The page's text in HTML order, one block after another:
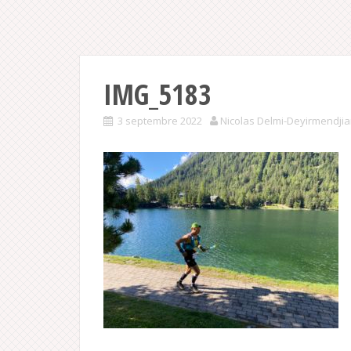
IMG_5183
3 septembre 2022 Nicolas Delmi-